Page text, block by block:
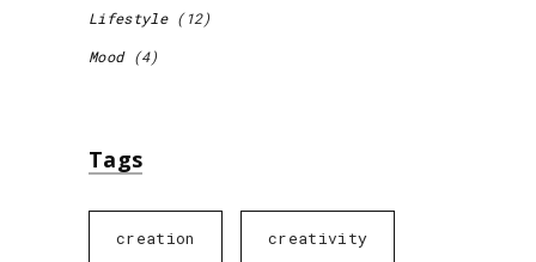
Lifestyle(12)
Mood(4)
Tags
creation creativity